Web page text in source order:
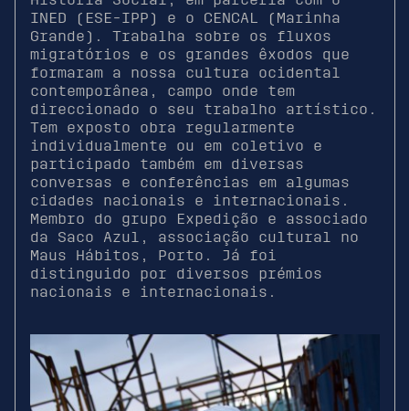
INED (ESE-IPP) e o CENCAL (Marinha
Grande). Trabalha sobre os fluxos
migratórios e os grandes êxodos que
formaram a nossa cultura ocidental
contemporânea, campo onde tem
direccionado o seu trabalho artístico.
Tem exposto obra regularmente
individualmente ou em coletivo e
participado também em diversas
conversas e conferências em algumas
cidades nacionais e internacionais.
Membro do grupo Expedição e associado
da Saco Azul, associação cultural no
Maus Hábitos, Porto. Já foi
distinguido por diversos prémios
nacionais e internacionais.